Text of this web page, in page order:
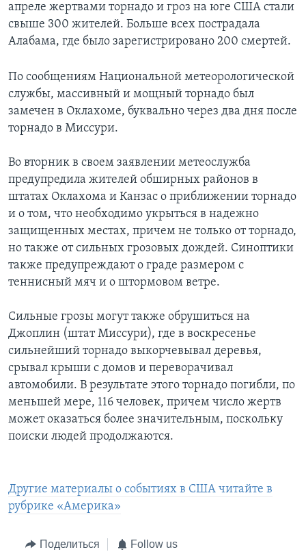
апреле жертвами торнадо и гроз на юге США стали
свыше 300 жителей. Больше всех пострадала
Алабама, где было зарегистрировано 200 смертей.
По сообщениям Национальной метеорологической
службы, массивный и мощный торнадо был
замечен в Оклахоме, буквально через два дня после
торнадо в Миссури.
Во вторник в своем заявлении метеослужба
предупредила жителей обширных районов в
штатах Оклахома и Канзас о приближении торнадо
и о том, что необходимо укрыться в надежно
защищенных местах, причем не только от торнадо,
но также от сильных грозовых дождей. Синоптики
также предупреждают о граде размером с
теннисный мяч и о штормовом ветре.
Сильные грозы могут также обрушиться на
Джоплин (штат Миссури), где в воскресенье
сильнейший торнадо выкорчевывал деревья,
срывал крыши с домов и переворачивал
автомобили. В результате этого торнадо погибли, по
меньшей мере, 116 человек, причем число жертв
может оказаться более значительным, поскольку
поиски людей продолжаются.
Другие материалы о событиях в США читайте в
рубрике «Америка»
Поделиться Follow us